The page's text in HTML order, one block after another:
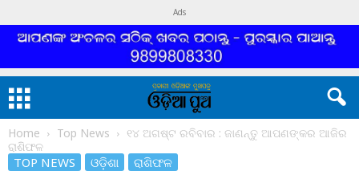
Ads
Home Top News
୧୪ ଅଗଷ୍ଟ ରବିବାର : ଜାଣନ୍ତୁ ଆପଣଙ୍କର ଆଜିର
ରାଶିଫଳ
TOP NEWS ଓଡ଼ିଶା ରାଶିଫଳ